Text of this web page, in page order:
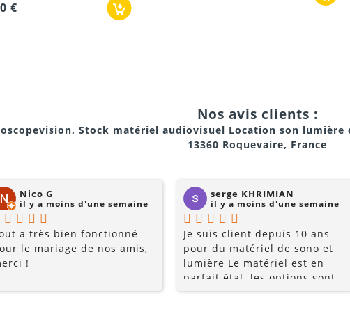
€
Nos avis clients :
Stock matériel audiovisuel Location son lumière
13360 Roquevaire, France
Nico G
il y a moins d'une semaine
a très bien fonctionné
le mariage de nos amis,
!
serge KHRIMIAN
il y a moins d'une semaine
Je suis client depuis 10 ans
pour du matériel de sono et
lumière Le matériel est en
parfait état, les options sont
multiples, et les prix sont très